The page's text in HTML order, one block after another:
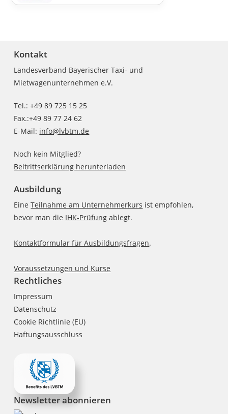
Kontakt
Landesverband Bayerischer Taxi- und
Mietwagenunternehmen e.V.
Tel.: +49 89 725 15 25
Fax.:+49 89 77 24 62
E-Mail: info@lvbtm.de
Noch kein Mitglied?
Beitrittserklärung herunterladen
Ausbildung
EineTeilnahme am Unternehmerkurs ist empfohlen,
bevor man die IHK-Prüfung ablegt.
Kontaktformular für Ausbildungsfragen.
Voraussetzungen und Kurse
Rechtliches
Impressum
Datenschutz
Cookie Richtlinie (EU)
Haftungsausschluss
Newsletter abonnieren